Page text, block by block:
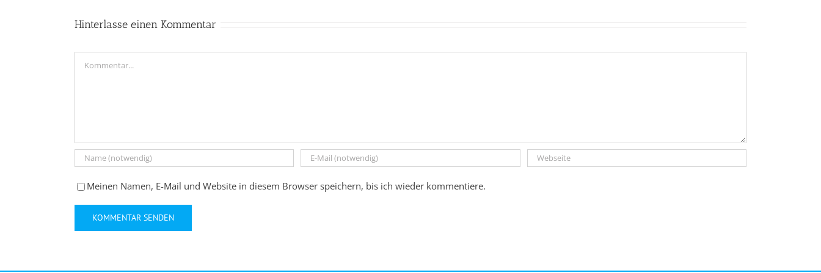
Hinterlasse einen Kommentar
Meinen Namen, E-Mail und Website in diesem Browser speichern, bis ich wieder kommentiere.